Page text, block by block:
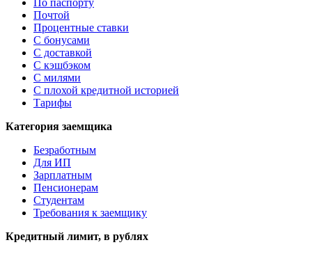
По паспорту
Почтой
Процентные ставки
С бонусами
С доставкой
С кэшбэком
С милями
С плохой кредитной историей
Тарифы
Категория заемщика
Безработным
Для ИП
Зарплатным
Пенсионерам
Студентам
Требования к заемщику
Кредитный лимит, в рублях